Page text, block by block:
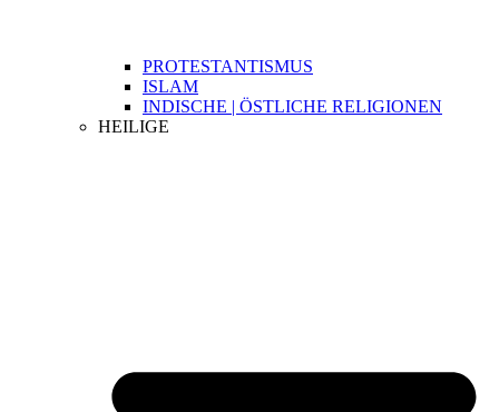
PROTESTANTISMUS
ISLAM
INDISCHE | ÖSTLICHE RELIGIONEN
HEILIGE